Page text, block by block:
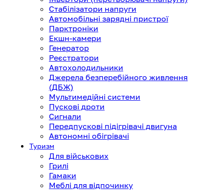
Стабілізатори напруги
Автомобільні зарядні пристрої
Парктроніки
Екшн-камери
Генератор
Реєстратори
Автохолодильники
Джерела безперебійного живлення
(ДБЖ)
Мультимедійні системи
Пускові дроти
Сигнали
Передпускові підігрівачі двигуна
Автономні обігрівачі
Туризм
Для військових
Грилі
Гамаки
Меблі для відпочинку